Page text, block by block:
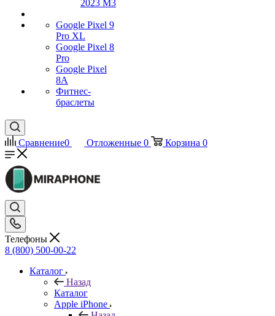
2023 M3
Google Pixel 9
Pro XL
Google Pixel 8
Pro
Google Pixel
8A
Фитнес-
браслеты
Сравнение0 Отложенные 0 Корзина 0
Телефоны
8 (800) 500-00-22
Каталог
Назад
Каталог
Apple iPhone